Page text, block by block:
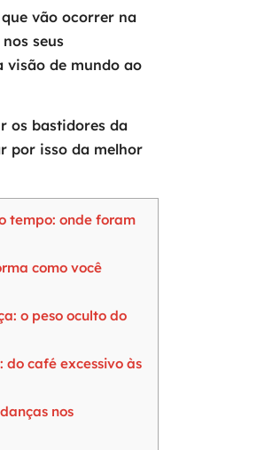
vão ocorrer na
seus
visão de mundo ao
os bastidores da
por isso da melhor
tempo: onde foram
como você
o peso oculto do
café excessivo às
nos